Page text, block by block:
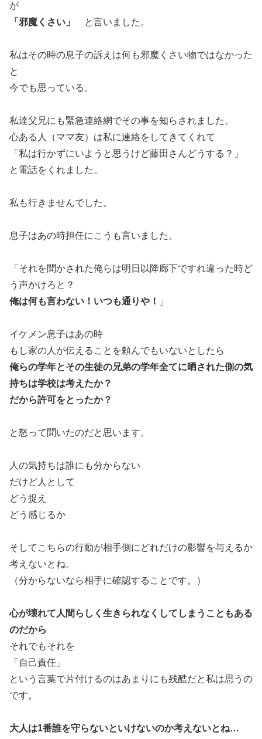
が
「邪魔くさい」
と言いました。
私はその時の息子の訴えは何も邪魔くさい物ではなかった
と
今でも思っている。
私達父兄にも緊急連絡網でその事を知らされました。
心ある人（ママ友）は私に連絡をしてきてくれて
「私は行かずにいようと思うけど藤田さんどうする？」
と電話をくれました。
私も行きませんでした。
息子はあの時担任にこうも言いました。
「それを聞かされた俺らは明日以降廊下ですれ違った時ど
う声かけろと？
俺は何も言わない！いつも通りや！
」
イケメン息子はあの時
もし家の人が伝えることを頼んでもいないとしたら
俺らの学年とその生徒の兄弟の学年全てに晒された側の気
持ちは学校は考えたか？
だから許可をとったか？
と怒って聞いたのだと思います。
人の気持ちは誰にも分からない
だけど人として
どう捉え
どう感じるか
そしてこちらの行動が相手側にどれだけの影響を与えるか
考えないとね。
（分からないなら相手に確認することです。）
心が壊れて人間らしく生きられなくしてしまうこともある
のだから
それでもそれを
「自己責任」
という言葉で片付けるのはあまりにも残酷だと私は思うの
です。
大人は1番誰を守らないといけないのか考えないとね…